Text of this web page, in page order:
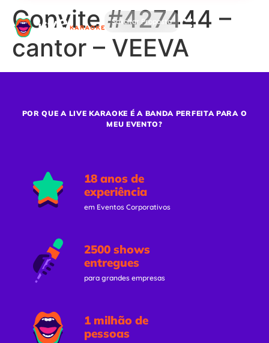
Solicitar Proposta
Convite #427444 –
cantor – VEEVA
POR QUE A LIVE KARAOKE É A BANDA PERFEITA PARA O
MEU EVENTO?
18 anos de
experiência
em Eventos Corporativos
2500 shows
entregues
para grandes empresas
1 milhão de
pessoas